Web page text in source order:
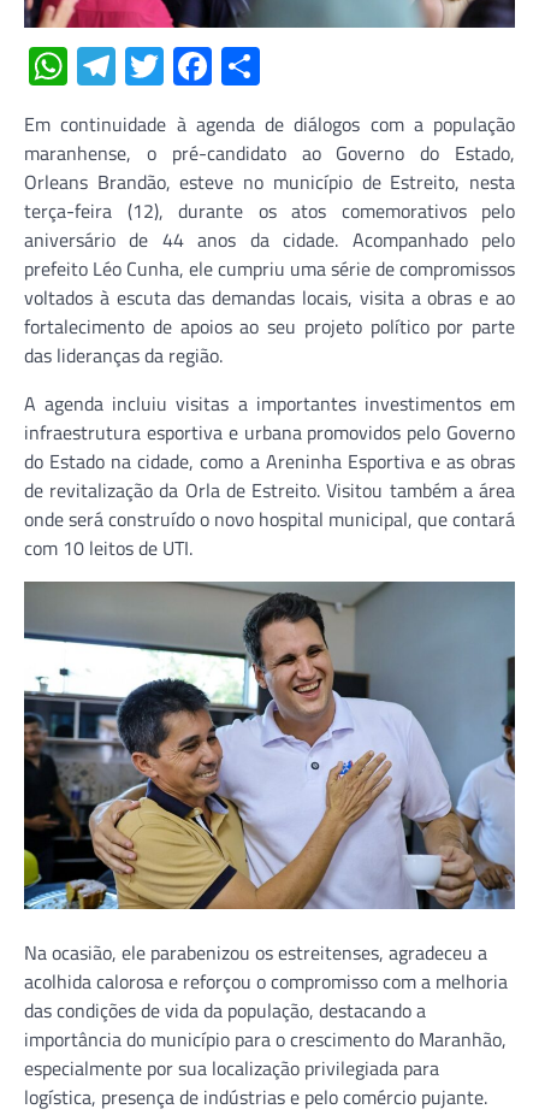
WhatsApp
Telegram
TwitterFacebook
Em continuidade à agenda de diálogos com a população
maranhense, o pré-candidato ao Governo do Estado,
Orleans Brandão, esteve no município de Estreito, nesta
terça-feira (12), durante os atos comemorativos pelo
aniversário de 44 anos da cidade. Acompanhado pelo
prefeito Léo Cunha, ele cumpriu uma série de compromissos
voltados à escuta das demandas locais, visita a obras e ao
fortalecimento de apoios ao seu projeto político por parte
das lideranças da região.
A agenda incluiu visitas a importantes investimentos em
infraestrutura esportiva e urbana promovidos pelo Governo
do Estado na cidade, como a Areninha Esportiva e as obras
de revitalização da Orla de Estreito. Visitou também a área
onde será construído o novo hospital municipal, que contará
com 10 leitos de UTI.
Na ocasião, ele parabenizou os estreitenses, agradeceu a
acolhida calorosa e reforçou o compromisso com a melhoria
das condições de vida da população, destacando a
importância do município para o crescimento do Maranhão,
especialmente por sua localização privilegiada para
logística, presença de indústrias e pelo comércio pujante.